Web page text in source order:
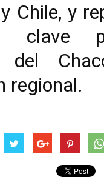
Chile, y
clave
del
regional.